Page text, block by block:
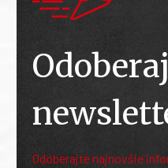
Odoberajte najnovšie